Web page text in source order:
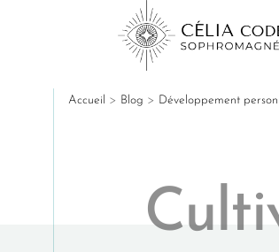
Accueil > Blog > Développement